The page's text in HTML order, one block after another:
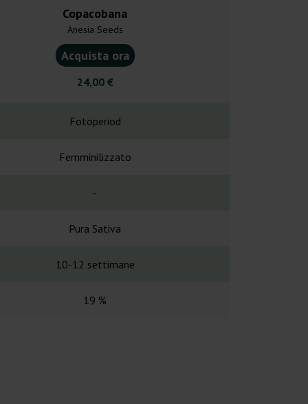
Copacobana
Anesia Seeds
Acquista ora
24,00 €
Fotoperiod
Femminilizzato
-
Pura Sativa
10-12 settimane
19 %